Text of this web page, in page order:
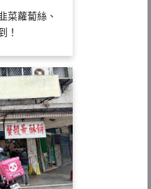
菜蘿蔔絲、
！